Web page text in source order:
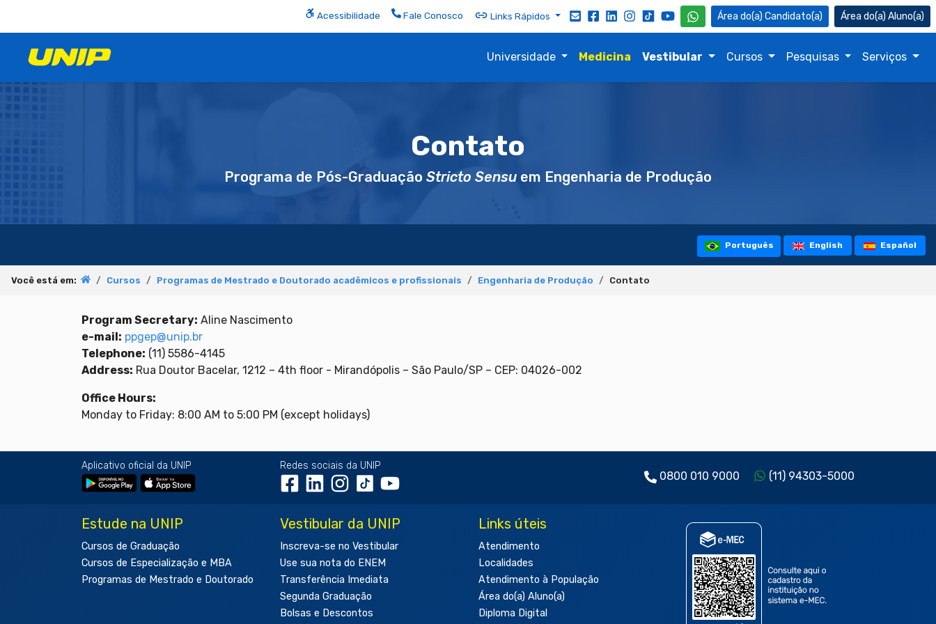
Acessibilidade Fale Conosco Links Rápidos Candidato(a) Aluno(a)
Universidade Medicina Vestibular Cursos Pesquisas Serviços
Contato
Programa de Pós-Graduação Stricto Sensu em Engenharia de Produção
Português English Español
Você está em: Cursos Programas de Mestrado e Doutorado acadêmicos e profissionais Engenharia de Produção Contato
Program Secretary: Aline Nascimento
e-mail: ppgep@unip.br
Telephone: (11) 5586-4145
Address: Rua Doutor Bacelar, 1212 – 4th floor - Mirandópolis – São Paulo/SP – CEP: 04026-002
Office Hours:
Monday to Friday: 8:00 AM to 5:00 PM (except holidays)
Aplicativo oficial da UNIP Redes sociais da UNIP
0800 010 9000 (11) 94303-5000
Estude na UNIP
Cursos de Graduação
Cursos de Especialização e MBA
Programas de Mestrado e Doutorado
Vestibular da UNIP
Inscreva-se no Vestibular
Use sua nota do ENEM
Transferência Imediata
Segunda Graduação
Bolsas e Descontos
Links úteis
Atendimento
Localidades
Atendimento à População
Área do(a) Aluno(a)
Diploma Digital